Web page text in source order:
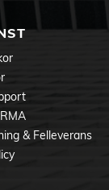
& Felleverans